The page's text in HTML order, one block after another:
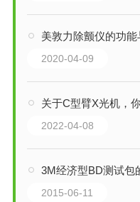
美敦力除颤仪的功
2020-04-09
关于C型臂X光机，
2022-04-08
3M经济型BD测试包
2015-06-11